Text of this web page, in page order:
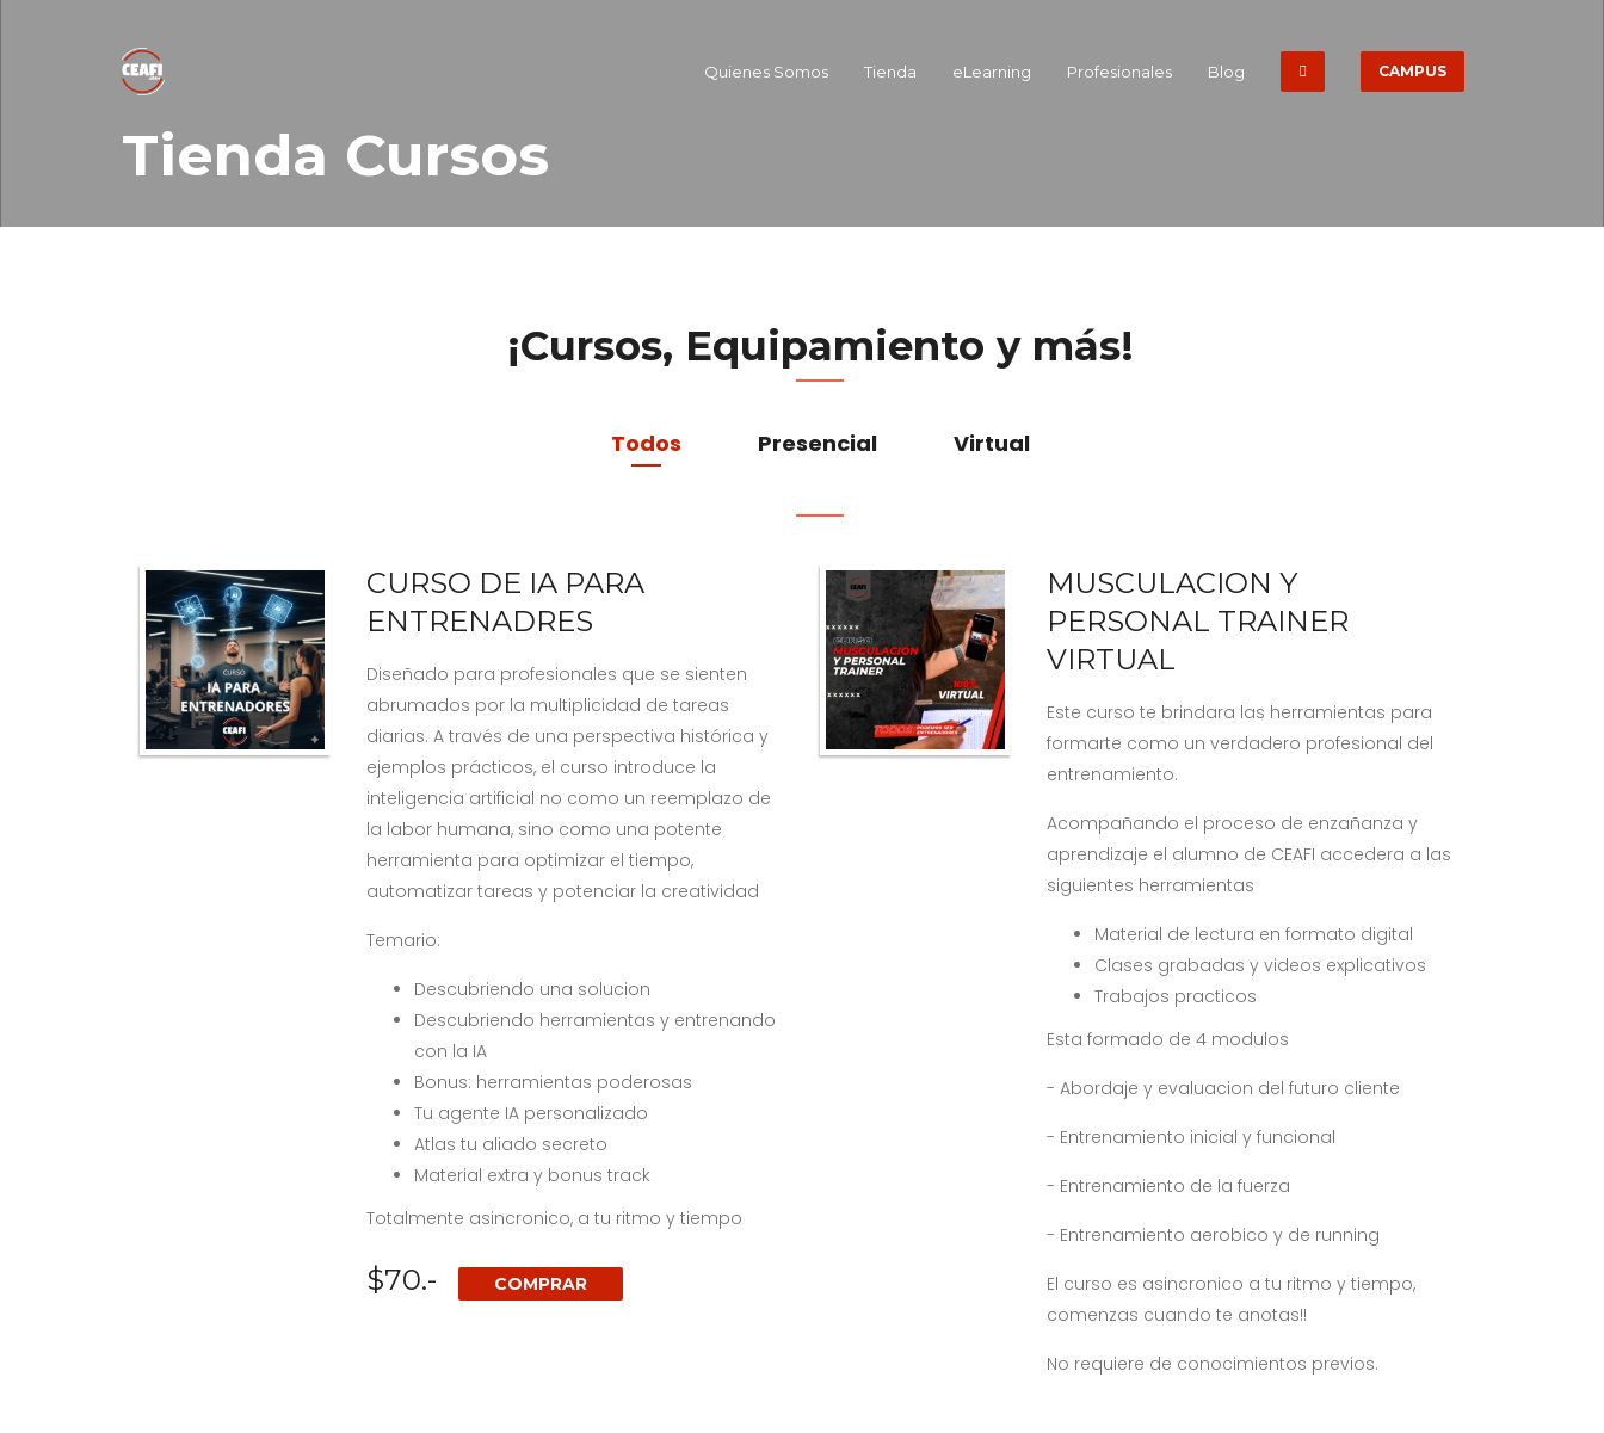
Quienes Somos Tienda eLearning Profesionales Blog CAMPUS
Tienda Cursos
¡Cursos, Equipamiento y más!
Todos Presencial Virtual
CURSO DE IA PARA
ENTRENADRES
Diseñado para profesionales que se sienten
abrumados por la multiplicidad de tareas
diarias. A través de una perspectiva histórica y
ejemplos prácticos, el curso introduce la
inteligencia artificial no como un reemplazo de
la labor humana, sino como una potente
herramienta para optimizar el tiempo,
automatizar tareas y potenciar la creatividad
Temario:
Descubriendo una solucion
Descubriendo herramientas y entrenando
con la IA
Bonus: herramientas poderosas
Tu agente IA personalizado
Atlas tu aliado secreto
Material extra y bonus track
Totalmente asincronico, a tu ritmo y tiempo
$70.- COMPRAR
MUSCULACION Y
PERSONAL TRAINER
VIRTUAL
Este curso te brindara las herramientas para
formarte como un verdadero profesional del
entrenamiento.
Acompañando el proceso de enzañanza y
aprendizaje el alumno de CEAFI accedera a las
siguientes herramientas
Material de lectura en formato digital
Clases grabadas y videos explicativos
Trabajos practicos
Esta formado de 4 modulos
- Abordaje y evaluacion del futuro cliente
- Entrenamiento inicial y funcional
- Entrenamiento de la fuerza
- Entrenamiento aerobico y de running
El curso es asincronico a tu ritmo y tiempo,
comenzas cuando te anotas!!
No requiere de conocimientos previos.